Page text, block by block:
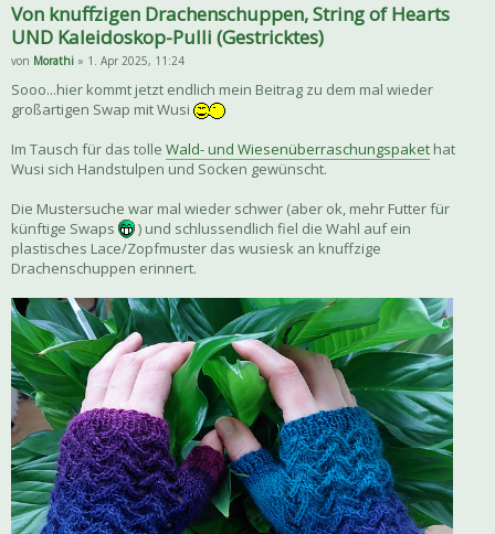
Von knuffzigen Drachenschuppen, String of Hearts
UND Kaleidoskop-Pulli (Gestricktes)
von Morathi » 1. Apr 2025, 11:24
Sooo...hier kommt jetzt endlich mein Beitrag zu dem mal wieder
großartigen Swap mit Wusi
Im Tausch für das tolle Wald- und Wiesenüberraschungspaket hat
Wusi sich Handstulpen und Socken gewünscht.
Die Mustersuche war mal wieder schwer (aber ok, mehr Futter für
künftige Swaps
) und schlussendlich fiel die Wahl auf ein
plastisches Lace/Zopfmuster das wusiesk an knuffzige
Drachenschuppen erinnert.